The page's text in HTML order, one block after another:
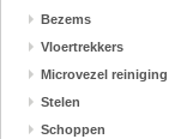
Bezems
Vloertrekkers
Microvezel reiniging
Stelen
Schoppen